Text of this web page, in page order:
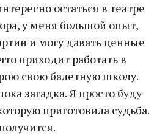
остаться в театре
у меня большой опыт,
и могу давать ценные
приходит работать в
свою балетную школу.
загадка. Я просто буду
приготовила судьба.